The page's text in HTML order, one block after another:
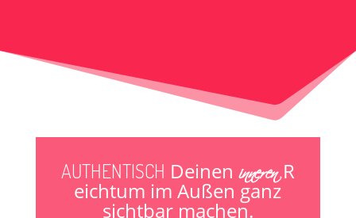
AUTHENTISCH Deinen innerenR
eichtum im Außen ganz
sichtbar machen.